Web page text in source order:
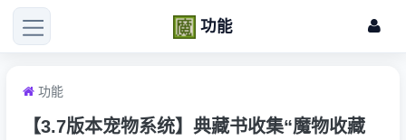
功能
功能
【3.7版本宠物系统】典藏书收集“魔物收藏